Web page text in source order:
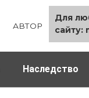
АВТОР
Наследство
Для
сайту: